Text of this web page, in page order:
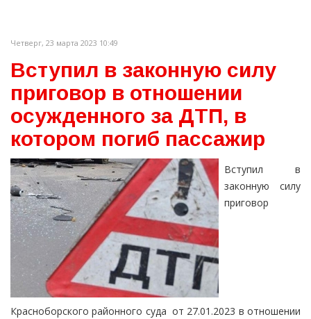
Четверг, 23 марта 2023 10:49
Вступил в законную силу
приговор в отношении
осужденного за ДТП, в
котором погиб пассажир
Вступил в
законную силу
приговор
Красноборского районного суда от 27.01.2023 в отношении